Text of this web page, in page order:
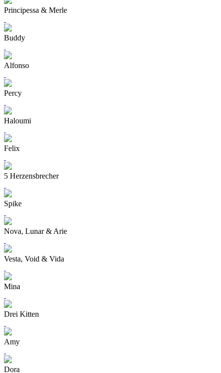
Principessa & Merle
Buddy
Alfonso
Percy
Haloumi
Felix
5 Herzensbrecher
Spike
Nova, Lunar & Arie
Vesta, Void & Vida
Mina
Drei Kitten
Amy
Dora